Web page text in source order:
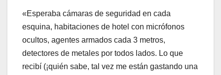
«Esperaba cámaras de seguridad en cada
esquina, habitaciones de hotel con micrófonos
ocultos, agentes armados cada 3 metros,
detectores de metales por todos lados. Lo que
recibí (¡quién sabe, tal vez me están gastando una